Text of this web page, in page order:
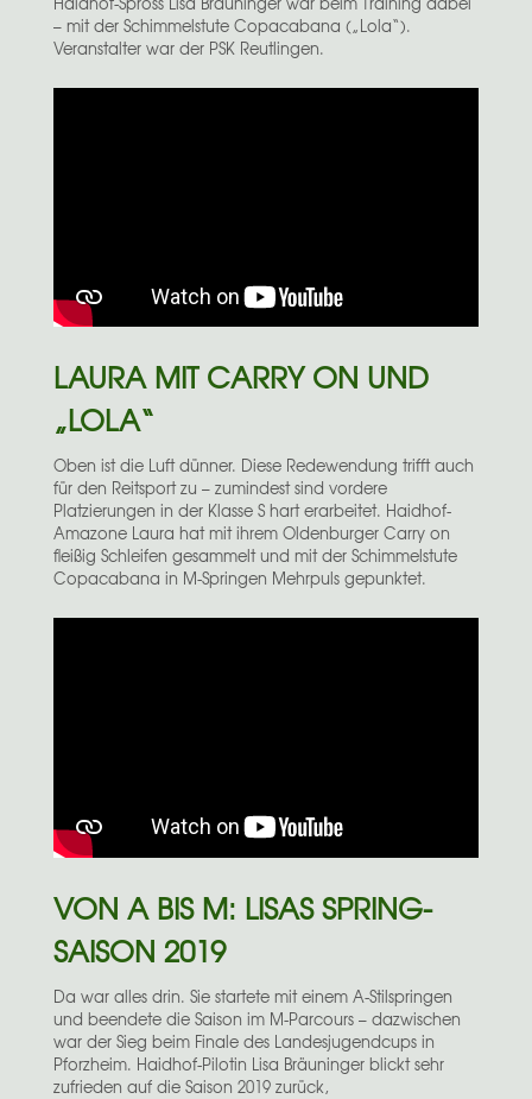
– mit der Schimmelstute Copacabana („Lola“).
Veranstalter war der PSK Reutlingen.
LAURA MIT CARRY ON UND
„LOLA“
Oben ist die Luft dünner. Diese Redewendung trifft auch
für den Reitsport zu – zumindest sind vordere
Platzierungen in der Klasse S hart erarbeitet. Haidhof-
Amazone Laura hat mit ihrem Oldenburger Carry on
fleißig Schleifen gesammelt und mit der Schimmelstute
Copacabana in M-Springen Mehrpuls gepunktet.
VON A BIS M: LISAS SPRING-
SAISON 2019
Da war alles drin. Sie startete mit einem A-Stilspringen
und beendete die Saison im M-Parcours – dazwischen
war der Sieg beim Finale des Landesjugendcups in
Pforzheim. Haidhof-Pilotin Lisa Bräuninger blickt sehr
zufrieden auf die Saison 2019 zurück,